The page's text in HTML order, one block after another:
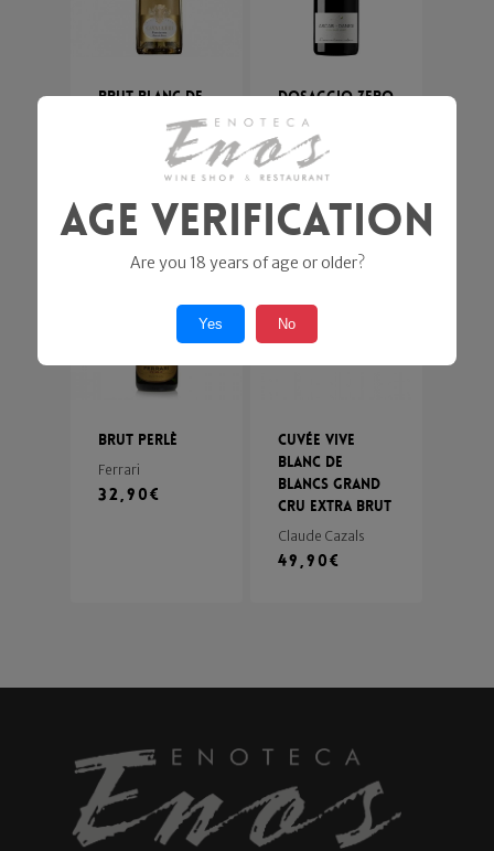
Brut Blanc de
Dosaggio Zero
Arcari e Danesi
27,00€
25,90€
Brut Perlè
Ferrari
32,90€
Cuvée Vive
Blanc de
Blancs Grand
Cru Extra Brut
Claude Cazals
49,90€
Age Verification
Are you 18 years of age or older?
Yes No